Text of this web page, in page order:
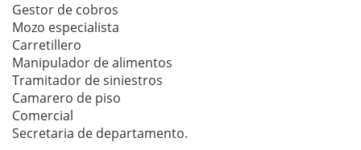
Gestor de cobros
Mozo especialista
Carretillero
Manipulador de alimentos
Tramitador de siniestros
Camarero de piso
Comercial
Secretaria de departamento.